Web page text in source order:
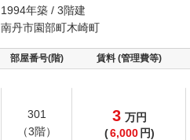
1994年築 / 3階建
南丹市園部町木崎町
部屋番号(階) 賃料 (管理費等)
301
（3階）
3 万円
(6,000 円)